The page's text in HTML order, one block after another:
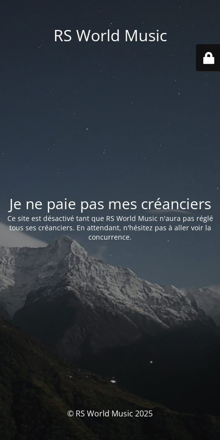
RS World Music
Je ne paie pas mes créanciers
Ce site est désactivé tant que RS World Music n'aura pas réglé
tous ses créanciers. En attendant, n'hésitez pas à aller voir la
concurrence.
© RS World Music 2025